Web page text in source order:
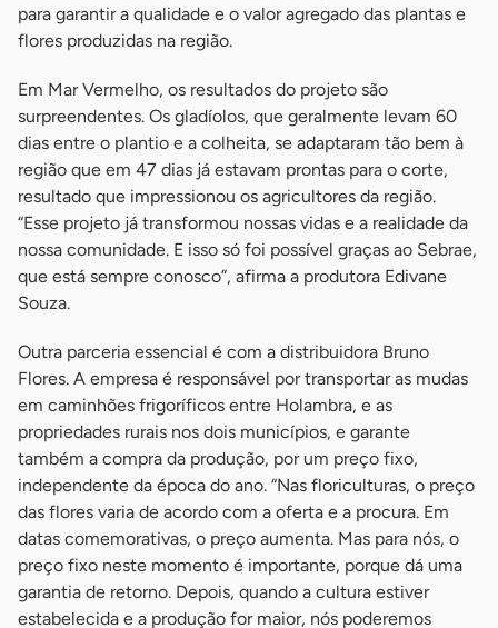
para garantir a qualidade e o valor agregado das plantas e
flores produzidas na região.
Em Mar Vermelho, os resultados do projeto são
surpreendentes. Os gladíolos, que geralmente levam 60
dias entre o plantio e a colheita, se adaptaram tão bem à
região que em 47 dias já estavam prontas para o corte,
resultado que impressionou os agricultores da região.
“Esse projeto já transformou nossas vidas e a realidade da
nossa comunidade. E isso só foi possível graças ao Sebrae,
que está sempre conosco”, afirma a produtora Edivane
Souza.
Outra parceria essencial é com a distribuidora Bruno
Flores. A empresa é responsável por transportar as mudas
em caminhões frigoríficos entre Holambra, e as
propriedades rurais nos dois municípios, e garante
também a compra da produção, por um preço fixo,
independente da época do ano. “Nas floriculturas, o preço
das flores varia de acordo com a oferta e a procura. Em
datas comemorativas, o preço aumenta. Mas para nós, o
preço fixo neste momento é importante, porque dá uma
garantia de retorno. Depois, quando a cultura estiver
estabelecida e a produção for maior, nós poderemos